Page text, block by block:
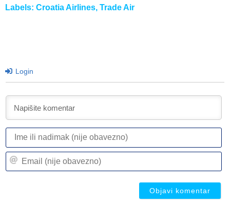
Labels: Croatia Airlines, Trade Air
Login